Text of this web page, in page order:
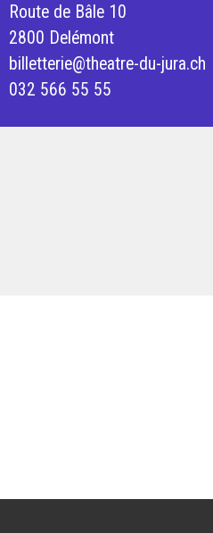
Route de Bâle 10
2800 Delémont
billetterie@theatre-du-jura.ch
032 566 55 55